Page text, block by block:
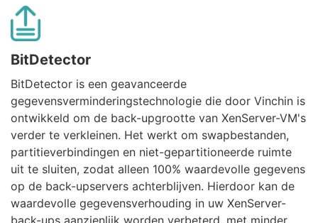
BitDetector
BitDetector is een geavanceerde
gegevensverminderingstechnologie die door Vinchin is
ontwikkeld om de back-upgrootte van XenServer-VM's
verder te verkleinen. Het werkt om swapbestanden,
partitieverbindingen en niet-gepartitioneerde ruimte
uit te sluiten, zodat alleen 100% waardevolle gegevens
op de back-upservers achterblijven. Hierdoor kan de
waardevolle gegevensverhouding in uw XenServer-
back-ups aanzienlijk worden verbeterd, met minder